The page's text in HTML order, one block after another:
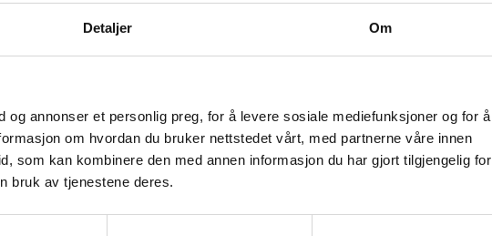
Detaljer Om
annonser et personlig preg, for å levere sosiale mediefunksjoner og for å
om hvordan du bruker nettstedet vårt, med partnerne våre innen
som kan kombinere den med annen informasjon du har gjort tilgjengelig for
bruk av tjenestene deres.